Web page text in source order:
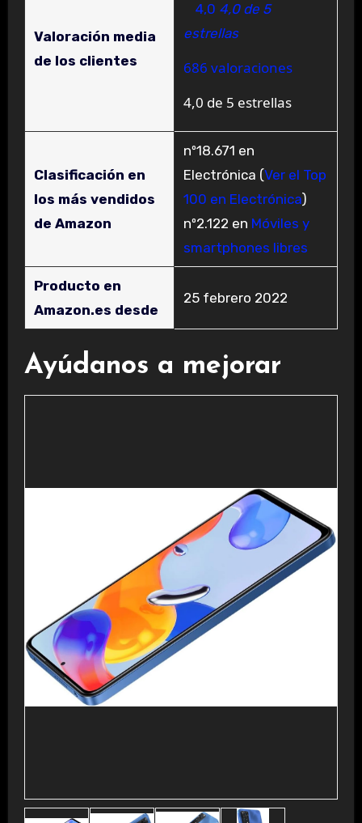
Valoración media
de los clientes
4,0 4,0 de 5
estrellas
686 valoraciones
4,0 de 5 estrellas
Clasificación en
los más vendidos
de Amazon
nº18.671 en
Electrónica (Ver el Top
100 en Electrónica)
nº2.122 en Móviles y
smartphones libres
Producto en
Amazon.es desde
25 febrero 2022
Ayúdanos a mejorar